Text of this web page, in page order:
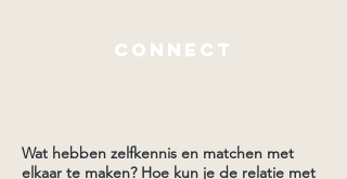
connect
Wat hebben zelfkennis en matchen met
elkaar te maken? Hoe kun je de relatie met